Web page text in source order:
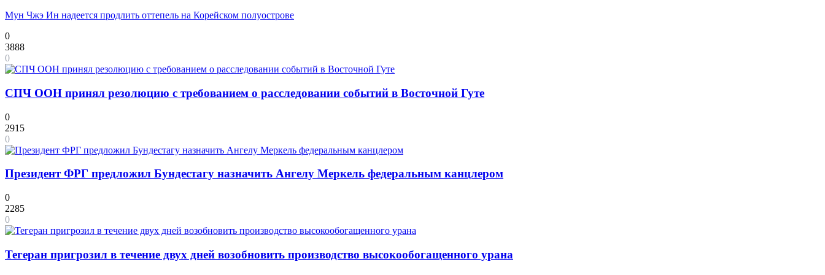
Мун Чжэ Ин надеется продлить оттепель на Корейском полуострове
0
3888
0
СПЧ ООН принял резолюцию с требованием о расследовании событий в Восточной Гуте
0
2915
0
Президент ФРГ предложил Бундестагу назначить Ангелу Меркель федеральным канцлером
0
2285
0
Тегеран пригрозил в течение двух дней возобновить производство высокообогащенного урана